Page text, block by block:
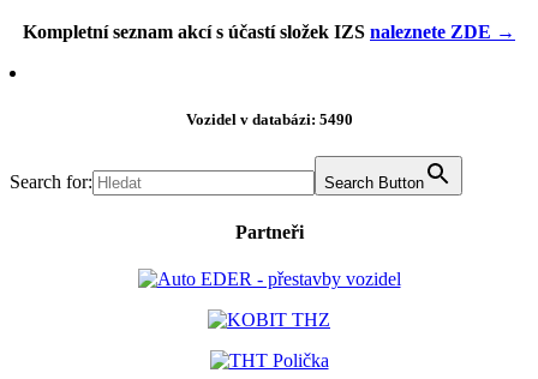
Kompletní seznam akcí s účastí složek IZS naleznete ZDE →
Vozidel v databázi: 5490
Search for: Search Button
Partneři